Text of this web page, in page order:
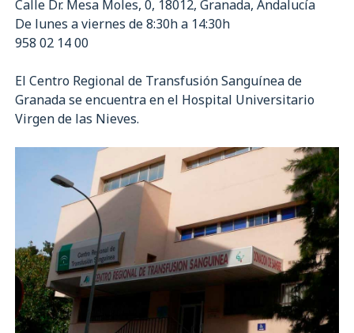
Calle Dr. Mesa Moles, 0, 18012, Granada, Andalucía
De lunes a viernes de 8:30h a 14:30h
958 02 14 00
El Centro Regional de Transfusión Sanguínea de
Granada se encuentra en el Hospital Universitario
Virgen de las Nieves.